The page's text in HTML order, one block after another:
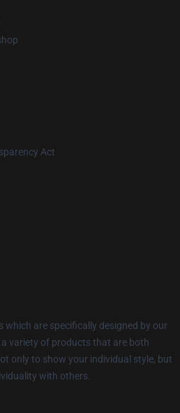
Act
are specifically designed by our
variety of products that are both
only to show your individual style, but
with others.